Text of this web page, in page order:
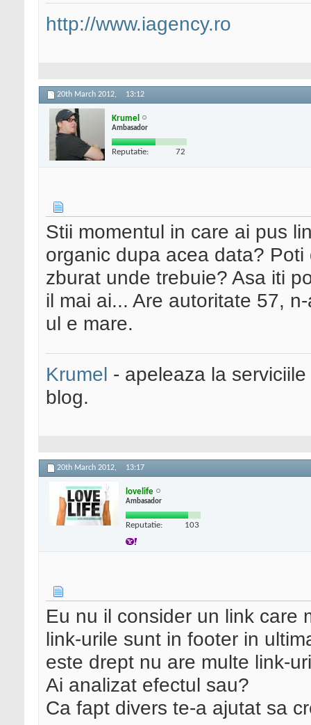
http://www.iagency.ro
20th March 2012, 13:12
Krumel
Ambasador
Reputatie: 72
Stii momentul in care ai pus
organic dupa acea data?
zburat unde trebuie? Asa iti
il mai ai... Are autoritate 57,
ul e mare.
Krumel - apeleaza la
blog.
20th March 2012, 13:17
lovelife
Ambasador
Reputatie: 103
Eu nu il consider un link care
link-urile sunt in footer in
este drept nu are multe link-
Ai analizat efectul sau?
Ca fapt divers te-a ajutat sa